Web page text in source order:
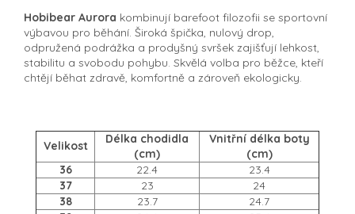
Hobibear Aurora kombinují barefoot filozofii se sportovní
výbavou pro běhání. Široká špička, nulový drop,
odpružená podrážka a prodyšný svršek zajišťují lehkost,
stabilitu a svobodu pohybu. Skvělá volba pro běžce, kteří
chtějí běhat zdravě, komfortně a zároveň ekologicky.
Velikost
Délka chodidla
(cm)
Vnitřní délka boty
(cm)
36
22.4
23.4
37
23
24
38
23.7
24.7